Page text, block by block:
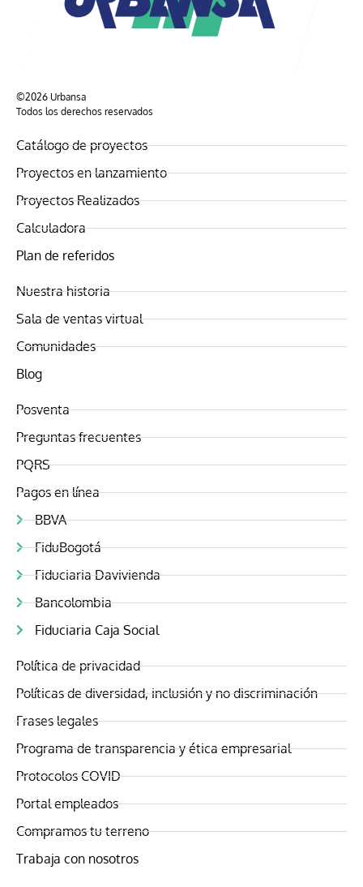
©2026 Urbansa
Todos los derechos reservados
Catálogo de proyectos
Proyectos en lanzamiento
Proyectos Realizados
Calculadora
Plan de referidos
Nuestra historia
Sala de ventas virtual
Comunidades
Blog
Posventa
Preguntas frecuentes
PQRS
Pagos en línea
BBVA
FiduBogotá
Fiduciaria Davivienda
Bancolombia
Fiduciaria Caja Social
Política de privacidad
Políticas de diversidad, inclusión y no discriminación
Frases legales
Programa de transparencia y ética empresarial
Protocolos COVID
Portal empleados
Compramos tu terreno
Trabaja con nosotros